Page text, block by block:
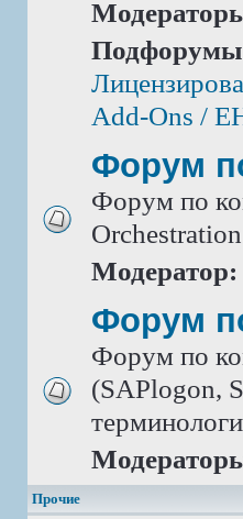
Add-Ons /
Форум
Форум по
Orchestration
Модератор:
Форум
Форум по
(SAPlogon,
Прочие